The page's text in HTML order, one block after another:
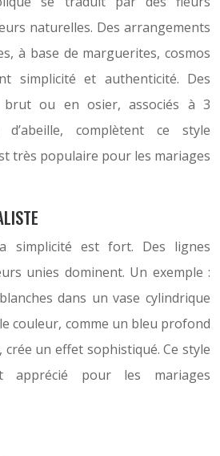
naturelles. Des arrangements
à base de marguerites, cosmos
simplicité et authenticité. Des
brut ou en osier, associés à 3
complètent ce style
très populaire pour les mariages
simplicité est fort. Des lignes
unies dominent. Un exemple :
dans un vase cylindrique
couleur, comme un bleu profond
un effet sophistiqué. Ce style
apprécié pour les mariages